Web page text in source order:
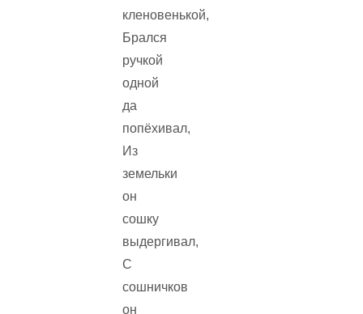
кленовенькой,
Брался
ручкой
одной
да
попёхивал,
Из
земельки
он
сошку
выдергивал,
С
сошничков
он